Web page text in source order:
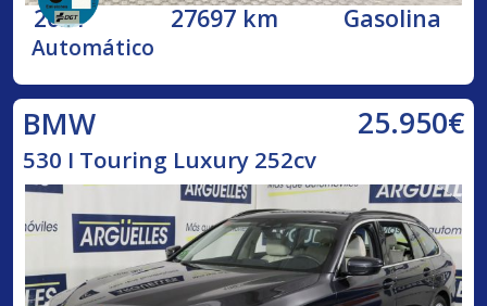
2021 27697 km Gasolina
Automático
BMW 25.950€
530 I Touring Luxury 252cv